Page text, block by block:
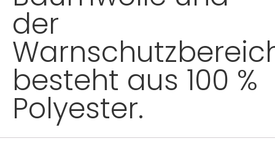
der
besteht aus 100 %
Polyester.